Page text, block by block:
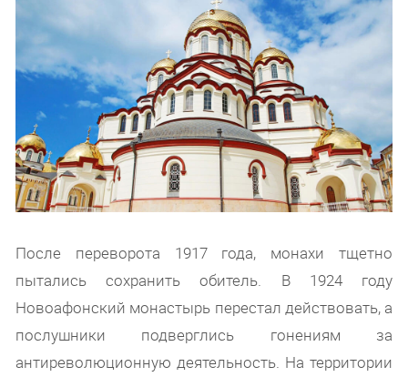
После переворота 1917 года, монахи тщетно
пытались сохранить обитель. В 1924 году
Новоафонский монастырь перестал действовать, а
послушники подверглись гонениям за
антиреволюционную деятельность. На территории